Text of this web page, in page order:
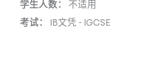
学生人数： 不适用
考试： IB文凭 - IGCSE